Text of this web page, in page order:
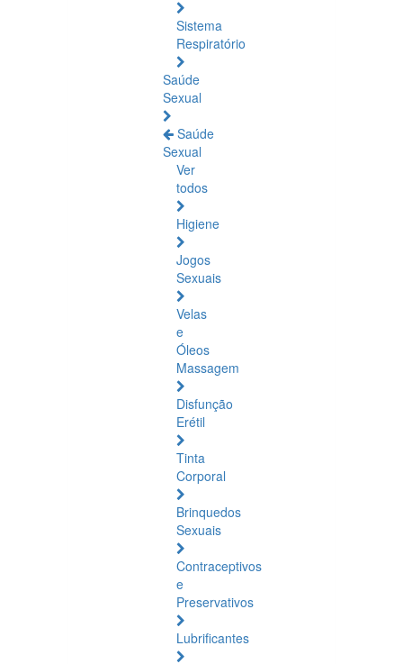
Sistema
Respiratório
Saúde
Sexual
Saúde
Sexual
Ver
todos
Higiene
Jogos
Sexuais
Velas
e
Óleos
Massagem
Disfunção
Erétil
Tinta
Corporal
Brinquedos
Sexuais
Contraceptivos
e
Preservativos
Lubrificantes